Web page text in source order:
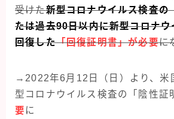
受けた新型コロナウイルス検査の
たは過去90日以内に新型コロナ
回復した「回復証明書」が必要に
→2022年6月12日（日）より、米
型コロナウイルス検査の「陰性証
要 に